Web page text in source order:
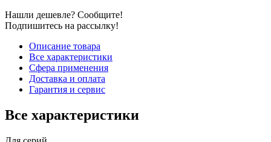
Нашли дешевле? Сообщите!
Подпишитесь на рассылку!
Описание товара
Все характеристики
Сфера применения
Доставка и оплата
Гарантия и сервис
Все характеристики